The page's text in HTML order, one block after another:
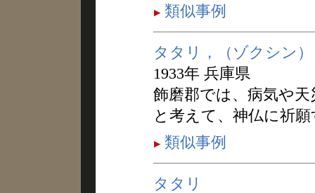
類似事例
タタリ，（ゾクシン）
1933年 兵庫県
飾磨郡では、病気や
と考えて、神仏に祈
類似事例
タタリ